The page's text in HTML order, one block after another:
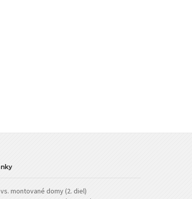
montované domy (2. diel)